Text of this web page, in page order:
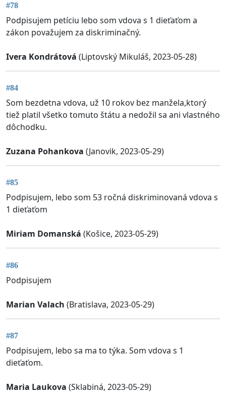
#78
Podpisujem petíciu lebo som vdova s 1 dieťaťom a
zákon považujem za diskriminačný.
Ivera Kondrátová (Liptovský Mikuláš, 2023-05-28)
#84
Som bezdetna vdova, už 10 rokov bez manžela,ktorý
tiež platil všetko tomuto štátu a nedožil sa ani vlastného
dôchodku.
Zuzana Pohankova (Janovik, 2023-05-29)
#85
Podpisujem, lebo som 53 ročná diskriminovaná vdova s
1 dieťaťom
Miriam Domanská (Košice, 2023-05-29)
#86
Podpisujem
Marian Valach (Bratislava, 2023-05-29)
#87
Podpisujem, lebo sa ma to týka. Som vdova s 1
dieťaťom.
Maria Laukova (Sklabiná, 2023-05-29)